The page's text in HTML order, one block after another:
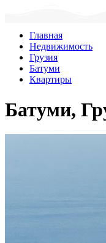
Главная
Недвижимость
Грузия
Батуми
Квартиры
Батуми,